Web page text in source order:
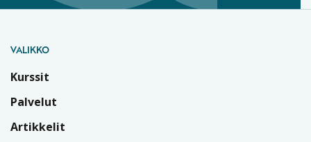
VALIKKO
Kurssit
Palvelut
Artikkelit